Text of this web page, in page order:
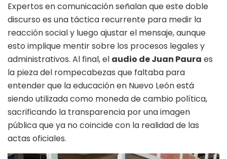
Expertos en comunicación señalan que este doble
discurso es una táctica recurrente para medir la
reacción social y luego ajustar el mensaje, aunque
esto implique mentir sobre los procesos legales y
administrativos. Al final, el audio de Juan Paura es
la pieza del rompecabezas que faltaba para
entender que la educación en Nuevo León está
siendo utilizada como moneda de cambio política,
sacrificando la transparencia por una imagen
pública que ya no coincide con la realidad de las
actas oficiales.